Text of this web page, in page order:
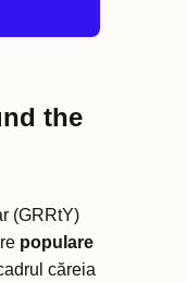
the
(GRRtY)
populare
căreia